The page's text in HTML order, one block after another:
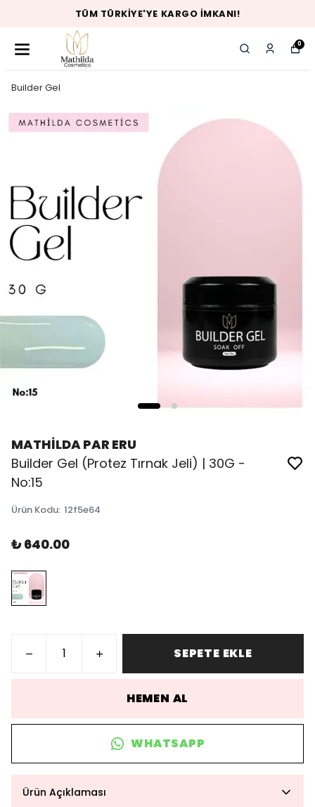
TÜM TÜRKIYE'YE KARGO İMKANI!
0
Builder Gel
MATHİLDA PAR ERU
Builder Gel (Protez Tırnak Jeli) | 30G -
No:15
Ürün Kodu: 12f5e64
₺ 640.00
SEPETE EKLE
HEMEN AL
WHATSAPP
Ürün Açıklaması